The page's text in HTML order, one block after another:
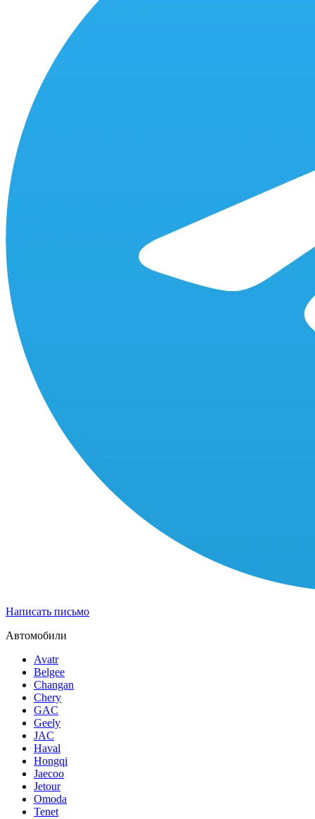
Написать письмо
Автомобили
Avatr
Belgee
Changan
Chery
GAC
Geely
JAC
Haval
Hongqi
Jaecoo
Jetour
Omoda
Tenet